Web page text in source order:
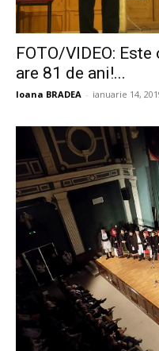
FOTO/VIDEO:
are 81 de ani!...
Ioana BRADEA - ianuarie 14,